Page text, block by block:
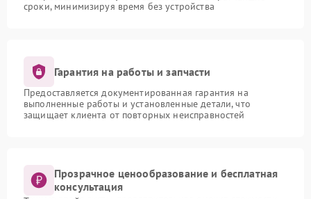
сроки, минимизируя время без устройства
Гарантия на работы и запчасти
Предоставляется документированная гарантия на
выполненные работы и установленные детали, что
защищает клиента от повторных неисправностей
Прозрачное ценообразование и бесплатная
консультация